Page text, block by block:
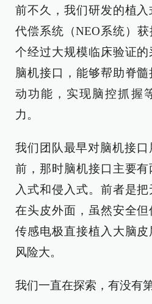
前不久，我们研发的植
代偿系统（NEO系统）
个经过大规模临床验证
脑机接口，能够帮助脊
动功能，实现脑控抓握
力。
我们团队最早对脑机接
前，那时脑机接口主要
入式和侵入式。前者是
在头皮外面，虽然安全
传感电极直接植入大脑
风险大。
我们一直在探索，有没有